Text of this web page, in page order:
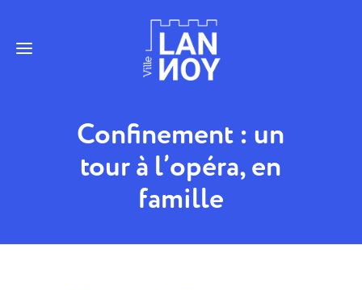
Confinement : un
tour à l’opéra, en
famille